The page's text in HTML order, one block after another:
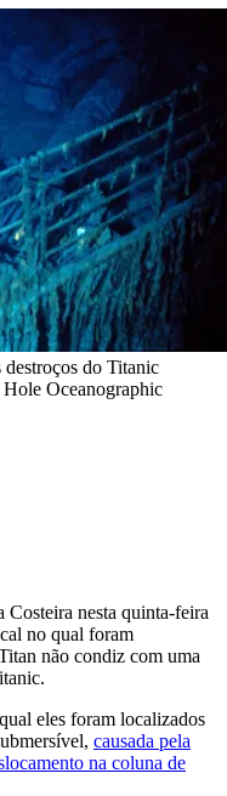
destroços do Titanic
Oceanographic
Costeira nesta quinta-feira
no qual foram
não condiz com uma
eles foram localizados
causada pela
na coluna de